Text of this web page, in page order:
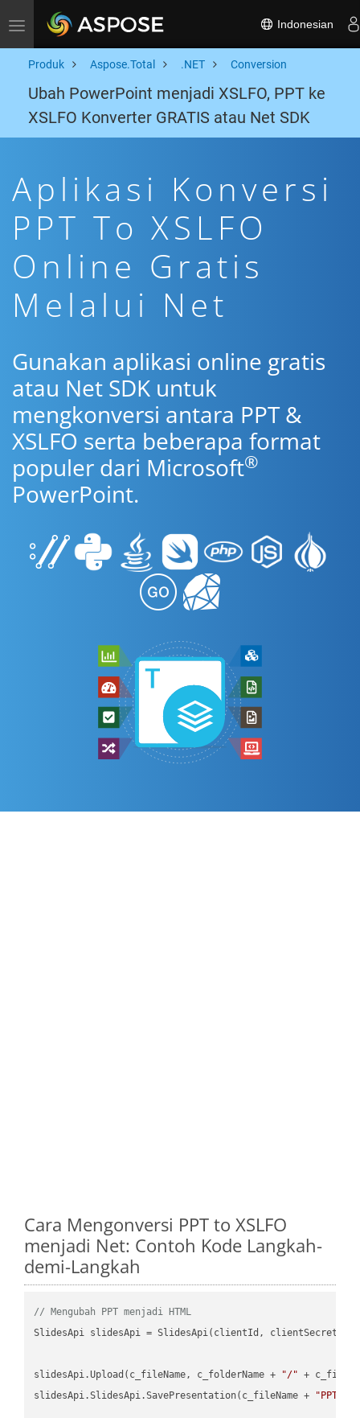
Toggle navigation Indonesian
Produk Aspose.Total .NET Conversion
Ubah PowerPoint menjadi XSLFO, PPT ke
XSLFO Konverter GRATIS atau Net SDK
Aplikasi Konversi
PPT To XSLFO
Online Gratis
Melalui Net
Gunakan aplikasi online gratis
atau Net SDK untuk
mengkonversi antara PPT &
XSLFO serta beberapa format
populer dari Microsoft®
PowerPoint.
Cara Mengonversi PPT to XSLFO
menjadi Net: Contoh Kode Langkah-
demi-Langkah
// Mengubah PPT menjadi HTML
SlidesApi slidesApi = SlidesApi(clientId, clientSecret);
slidesApi.Upload(c_fileName, c_folderName + "/" +
slidesApi.SlidesApi.SavePresentation(c_fileName +
"PPT"